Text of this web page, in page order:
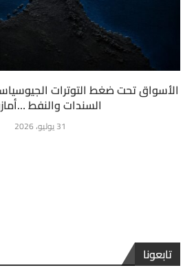
الأسواق تحت ضغط التوترات
السندات والنفط
31 يوليو، 2026
تابعونا